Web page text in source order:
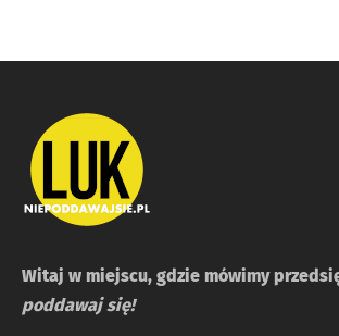
Witaj w miejscu, gdzie mówimy
poddawaj się!